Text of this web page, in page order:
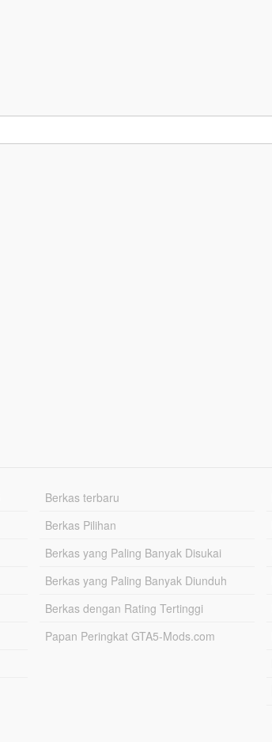
Berkas terbaru
Berkas Pilihan
Berkas yang Paling Banyak Disukai
Berkas yang Paling Banyak Diunduh
Berkas dengan Rating Tertinggi
Papan Peringkat GTA5-Mods.com